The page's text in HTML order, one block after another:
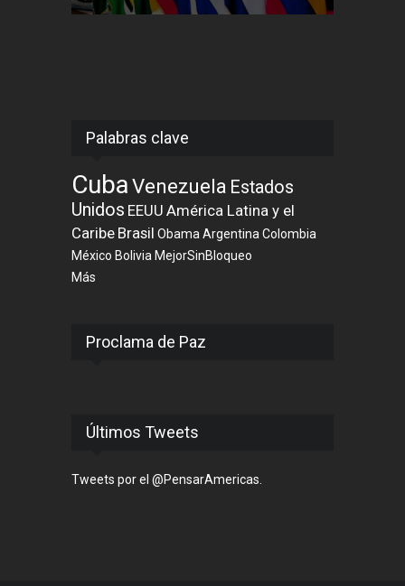
Palabras clave
CubaVenezuela Estados
Unidos EEUU América Latina y el
Caribe Brasil Obama Argentina Colombia
México Bolivia MejorSinBloqueo
Más
Proclama de Paz
Últimos Tweets
Tweets por el @PensarAmericas.